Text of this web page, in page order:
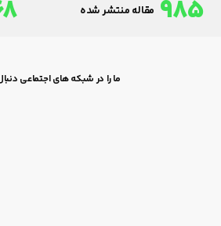
985 مقاله منتشر شده
ما را در شبکه های اجتماعی